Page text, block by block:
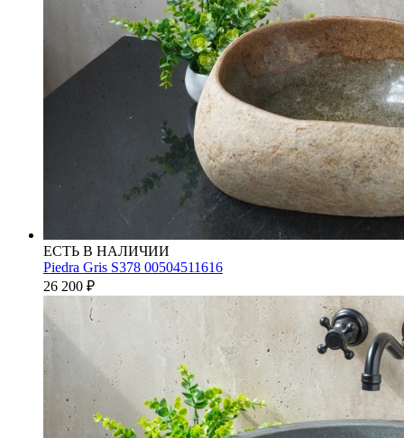
ЕСТЬ В НАЛИЧИИ
Piedra Gris S378 00504511616
26 200 ₽